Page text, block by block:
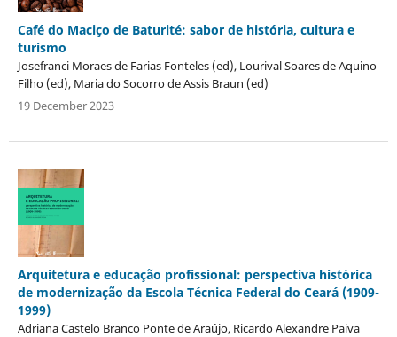
Café do Maciço de Baturité: sabor de história, cultura e
turismo
Josefranci Moraes de Farias Fonteles (ed), Lourival Soares de Aquino
Filho (ed), Maria do Socorro de Assis Braun (ed)
19 December 2023
Arquitetura e educação profissional: perspectiva histórica
de modernização da Escola Técnica Federal do Ceará (1909-
1999)
Adriana Castelo Branco Ponte de Araújo, Ricardo Alexandre Paiva